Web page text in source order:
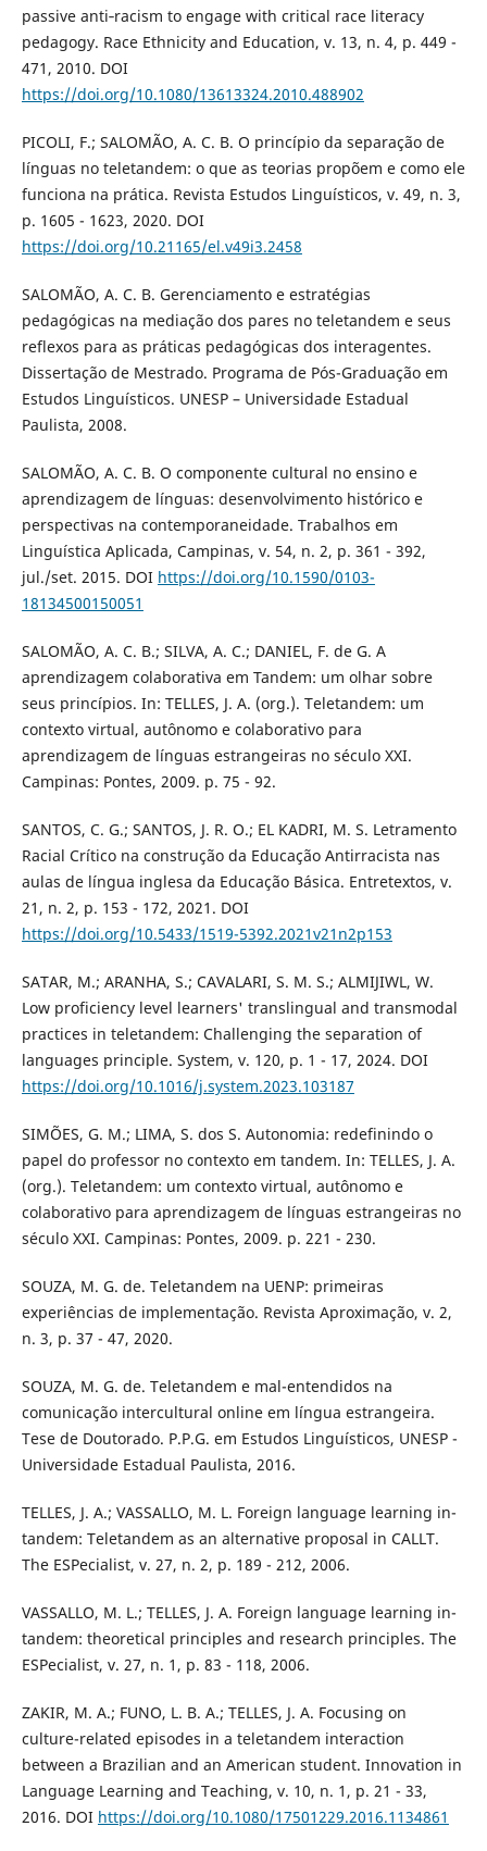
passive anti‐racism to engage with critical race literacy
pedagogy. Race Ethnicity and Education, v. 13, n. 4, p. 449 -
471, 2010. DOI
https://doi.org/10.1080/13613324.2010.488902
PICOLI, F.; SALOMÃO, A. C. B. O princípio da separação de
línguas no teletandem: o que as teorias propõem e como ele
funciona na prática. Revista Estudos Linguísticos, v. 49, n. 3,
p. 1605 - 1623, 2020. DOI
https://doi.org/10.21165/el.v49i3.2458
SALOMÃO, A. C. B. Gerenciamento e estratégias
pedagógicas na mediação dos pares no teletandem e seus
reflexos para as práticas pedagógicas dos interagentes.
Dissertação de Mestrado. Programa de Pós-Graduação em
Estudos Linguísticos. UNESP – Universidade Estadual
Paulista, 2008.
SALOMÃO, A. C. B. O componente cultural no ensino e
aprendizagem de línguas: desenvolvimento histórico e
perspectivas na contemporaneidade. Trabalhos em
Linguística Aplicada, Campinas, v. 54, n. 2, p. 361 - 392,
jul./set. 2015. DOI https://doi.org/10.1590/0103-
18134500150051
SALOMÃO, A. C. B.; SILVA, A. C.; DANIEL, F. de G. A
aprendizagem colaborativa em Tandem: um olhar sobre
seus princípios. In: TELLES, J. A. (org.). Teletandem: um
contexto virtual, autônomo e colaborativo para
aprendizagem de línguas estrangeiras no século XXI.
Campinas: Pontes, 2009. p. 75 - 92.
SANTOS, C. G.; SANTOS, J. R. O.; EL KADRI, M. S. Letramento
Racial Crítico na construção da Educação Antirracista nas
aulas de língua inglesa da Educação Básica. Entretextos, v.
21, n. 2, p. 153 - 172, 2021. DOI
https://doi.org/10.5433/1519-5392.2021v21n2p153
SATAR, M.; ARANHA, S.; CAVALARI, S. M. S.; ALMIJIWL, W.
Low proficiency level learners' translingual and transmodal
practices in teletandem: Challenging the separation of
languages principle. System, v. 120, p. 1 - 17, 2024. DOI
https://doi.org/10.1016/j.system.2023.103187
SIMÕES, G. M.; LIMA, S. dos S. Autonomia: redefinindo o
papel do professor no contexto em tandem. In: TELLES, J. A.
(org.). Teletandem: um contexto virtual, autônomo e
colaborativo para aprendizagem de línguas estrangeiras no
século XXI. Campinas: Pontes, 2009. p. 221 - 230.
SOUZA, M. G. de. Teletandem na UENP: primeiras
experiências de implementação. Revista Aproximação, v. 2,
n. 3, p. 37 - 47, 2020.
SOUZA, M. G. de. Teletandem e mal-entendidos na
comunicação intercultural online em língua estrangeira.
Tese de Doutorado. P.P.G. em Estudos Linguísticos, UNESP -
Universidade Estadual Paulista, 2016.
TELLES, J. A.; VASSALLO, M. L. Foreign language learning in-
tandem: Teletandem as an alternative proposal in CALLT.
The ESPecialist, v. 27, n. 2, p. 189 - 212, 2006.
VASSALLO, M. L.; TELLES, J. A. Foreign language learning in-
tandem: theoretical principles and research principles. The
ESPecialist, v. 27, n. 1, p. 83 - 118, 2006.
ZAKIR, M. A.; FUNO, L. B. A.; TELLES, J. A. Focusing on
culture-related episodes in a teletandem interaction
between a Brazilian and an American student. Innovation in
Language Learning and Teaching, v. 10, n. 1, p. 21 - 33,
2016. DOI https://doi.org/10.1080/17501229.2016.1134861